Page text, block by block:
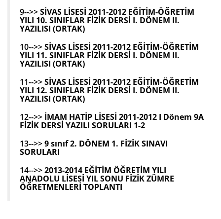
9-->>SİVAS LİSESİ 2011-2012 EĞİTİM-ÖĞRETİM
YILI 10. SINIFLAR FİZİK DERSİ I. DÖNEM II.
YAZILISI (ORTAK)
10-->>SİVAS LİSESİ 2011-2012 EĞİTİM-ÖĞRETİM
YILI 11. SINIFLAR FİZİK DERSİ I. DÖNEM II.
YAZILISI (ORTAK)
11-->>SİVAS LİSESİ 2011-2012 EĞİTİM-ÖĞRETİM
YILI 12. SINIFLAR FİZİK DERSİ I. DÖNEM II.
YAZILISI (ORTAK)
12-->> İMAM HATİP LİSESİ 2011-2012 I Dönem 9A
FİZİK DERSİ YAZILI SORULARI 1-2
13-->>9 sınıf 2. DÖNEM 1. FİZİK SINAVI
SORULARI
14-->>2013-2014 EĞİTİM ÖĞRETİM YILI
ANADOLU LİSESİ YIL SONU FİZİK ZÜMRE
ÖĞRETMENLERİ TOPLANTI